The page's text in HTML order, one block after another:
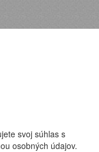
svoj súhlas s
osobných údajov.